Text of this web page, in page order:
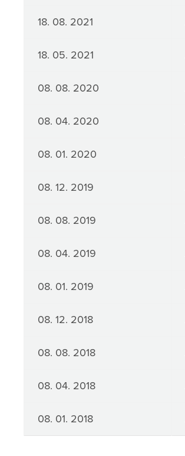
18. 08. 2021
18. 05. 2021
08. 08. 2020
08. 04. 2020
08. 01. 2020
08. 12. 2019
08. 08. 2019
08. 04. 2019
08. 01. 2019
08. 12. 2018
08. 08. 2018
08. 04. 2018
08. 01. 2018